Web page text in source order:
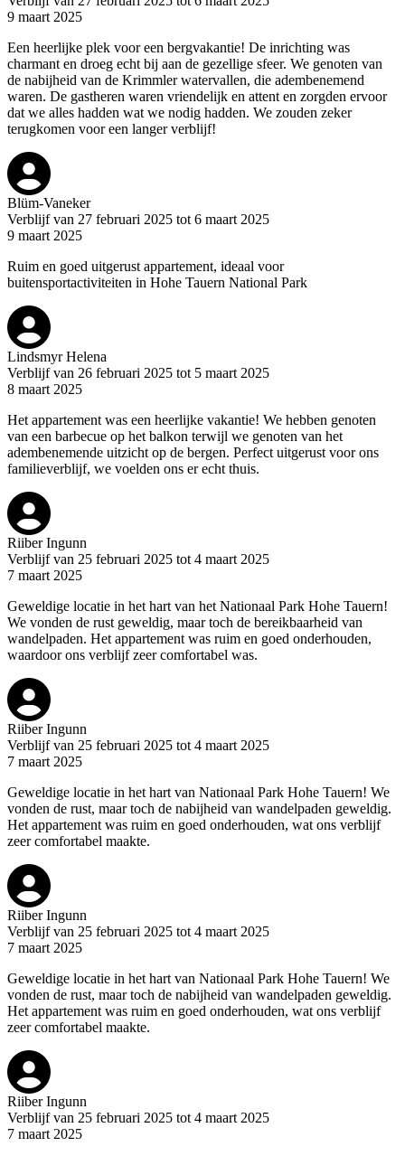
9 maart 2025
Een heerlijke plek voor een bergvakantie! De inrichting was
charmant en droeg echt bij aan de gezellige sfeer. We genoten van
de nabijheid van de Krimmler watervallen, die adembenemend
waren. De gastheren waren vriendelijk en attent en zorgden ervoor
dat we alles hadden wat we nodig hadden. We zouden zeker
terugkomen voor een langer verblijf!
Blüm-Vaneker
Verblijf van 27 februari 2025 tot 6 maart 2025
9 maart 2025
Ruim en goed uitgerust appartement, ideaal voor
buitensportactiviteiten in Hohe Tauern National Park
Lindsmyr Helena
Verblijf van 26 februari 2025 tot 5 maart 2025
8 maart 2025
Het appartement was een heerlijke vakantie! We hebben genoten
van een barbecue op het balkon terwijl we genoten van het
adembenemende uitzicht op de bergen. Perfect uitgerust voor ons
familieverblijf, we voelden ons er echt thuis.
Riiber Ingunn
Verblijf van 25 februari 2025 tot 4 maart 2025
7 maart 2025
Geweldige locatie in het hart van het Nationaal Park Hohe Tauern!
We vonden de rust geweldig, maar toch de bereikbaarheid van
wandelpaden. Het appartement was ruim en goed onderhouden,
waardoor ons verblijf zeer comfortabel was.
Riiber Ingunn
Verblijf van 25 februari 2025 tot 4 maart 2025
7 maart 2025
Geweldige locatie in het hart van Nationaal Park Hohe Tauern! We
vonden de rust, maar toch de nabijheid van wandelpaden geweldig.
Het appartement was ruim en goed onderhouden, wat ons verblijf
zeer comfortabel maakte.
Riiber Ingunn
Verblijf van 25 februari 2025 tot 4 maart 2025
7 maart 2025
Geweldige locatie in het hart van Nationaal Park Hohe Tauern! We
vonden de rust, maar toch de nabijheid van wandelpaden geweldig.
Het appartement was ruim en goed onderhouden, wat ons verblijf
zeer comfortabel maakte.
Riiber Ingunn
Verblijf van 25 februari 2025 tot 4 maart 2025
7 maart 2025